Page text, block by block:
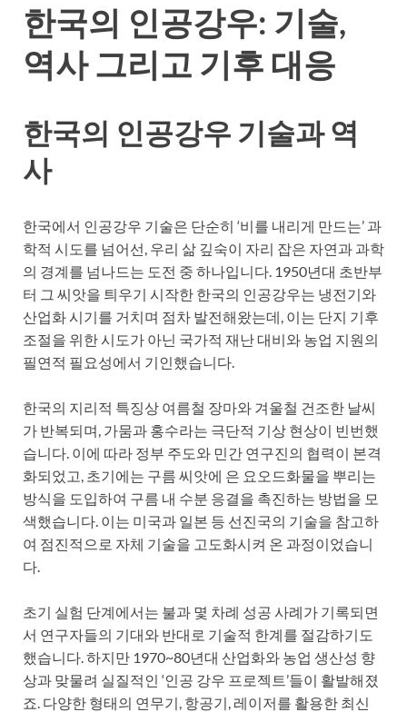
한국의 인공강우: 기술,
역사 그리고 기후 대응
한국의 인공강우 기술과 역
사
한국에서 인공강우 기술은 단순히 ‘비를 내리게 만드는’ 과
학적 시도를 넘어선, 우리 삶 깊숙이 자리 잡은 자연과 과학
의 경계를 넘나드는 도전 중 하나입니다. 1950년대 초반부
터 그 씨앗을 틔우기 시작한 한국의 인공강우는 냉전기와
산업화 시기를 거치며 점차 발전해왔는데, 이는 단지 기후
조절을 위한 시도가 아닌 국가적 재난 대비와 농업 지원의
필연적 필요성에서 기인했습니다.
한국의 지리적 특징상 여름철 장마와 겨울철 건조한 날씨
가 반복되며, 가뭄과 홍수라는 극단적 기상 현상이 빈번했
습니다. 이에 따라 정부 주도와 민간 연구진의 협력이 본격
화되었고, 초기에는 구름 씨앗에 은 요오드화물을 뿌리는
방식을 도입하여 구름 내 수분 응결을 촉진하는 방법을 모
색했습니다. 이는 미국과 일본 등 선진국의 기술을 참고하
여 점진적으로 자체 기술을 고도화시켜 온 과정이었습니
다.
초기 실험 단계에서는 불과 몇 차례 성공 사례가 기록되면
서 연구자들의 기대와 반대로 기술적 한계를 절감하기도
했습니다. 하지만 1970~80년대 산업화와 농업 생산성 향
상과 맞물려 실질적인 ‘인공 강우 프로젝트’들이 활발해졌
죠. 다양한 형태의 연무기, 항공기, 레이저를 활용한 최신